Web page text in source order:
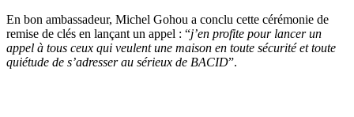
En bon ambassadeur, Michel Gohou a conclu cette cérémonie de
remise de clés en lançant un appel : “j’en profite pour lancer un
appel à tous ceux qui veulent une maison en toute sécurité et toute
quiétude de s’adresser au sérieux de BACID”.